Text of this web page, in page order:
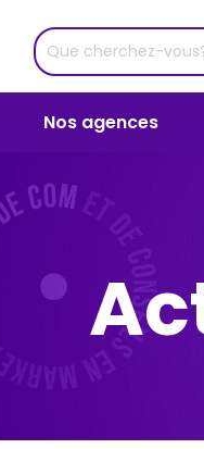
Nos agences